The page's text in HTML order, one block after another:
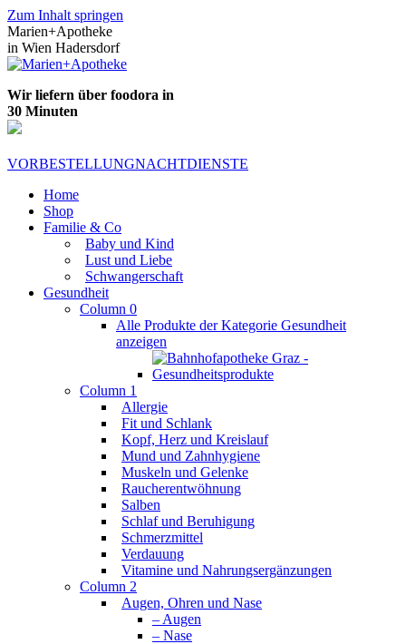
Zum Inhalt springen
Marien+Apotheke
in Wien Hadersdorf
Wir liefern über foodora in
30 Minuten
VORBESTELLUNGNACHTDIENSTE
Home
Shop
Familie & Co
Baby und Kind
Lust und Liebe
Schwangerschaft
Gesundheit
Column 0
Alle Produkte der Kategorie Gesundheit
anzeigen
Column 1
Allergie
Fit und Schlank
Kopf, Herz und Kreislauf
Mund und Zahnhygiene
Muskeln und Gelenke
Raucherentwöhnung
Salben
Schlaf und Beruhigung
Schmerzmittel
Verdauung
Vitamine und Nahrungsergänzungen
Column 2
Augen, Ohren und Nase
– Augen
– Nase